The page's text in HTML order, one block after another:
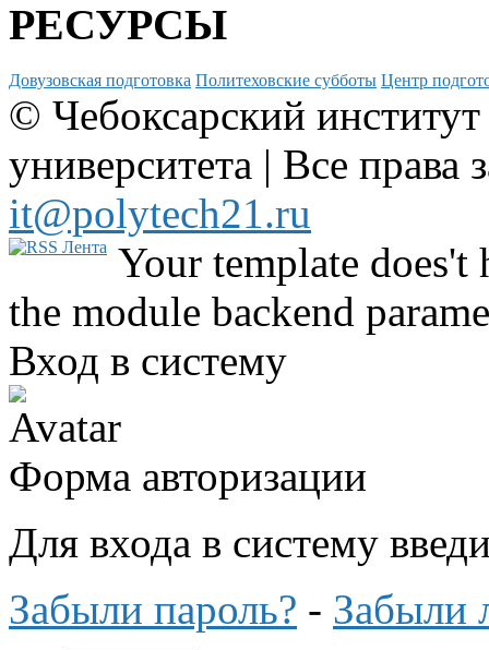
РЕСУРСЫ
Довузовская подготовка Политеховские субботы Центр
© Чебоксарский
университета | Все
it@polytech21.ru
Your template
the module backend
Вход в систему
Форма авторизации
Для входа в систему
Забыли пароль? - Забыли